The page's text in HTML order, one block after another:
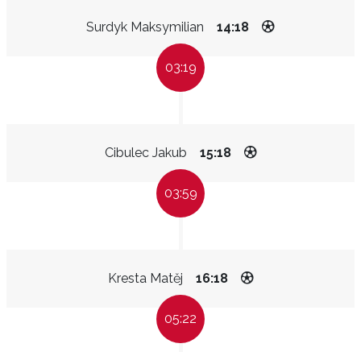
Surdyk Maksymilian 14:18
03:19
Cibulec Jakub 15:18
03:59
Kresta Matěj 16:18
05:22